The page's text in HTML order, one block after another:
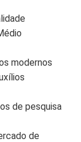
modernos
de pesquisa
de